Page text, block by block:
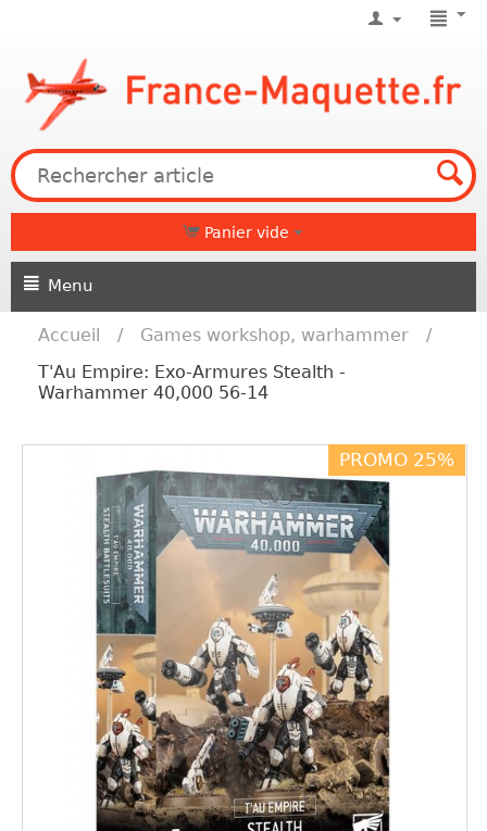
Panier vide
Menu
Accueil / Games workshop, warhammer
/
T'Au Empire: Exo-Armures Stealth -
Warhammer 40,000 56-14
PROMO 25%